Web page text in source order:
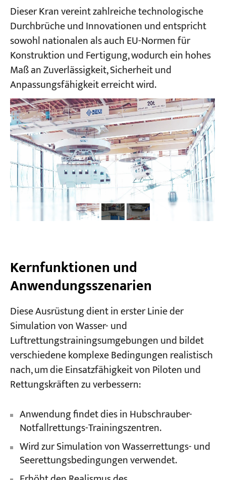
Projekte
Blogs
Nachrichten
Bewerbungen
Über uns
Kontakt
Dieser Kran vereint zahlreiche technologische
Durchbrüche und Innovationen und entspricht
sowohl nationalen als auch EU-Normen für
Konstruktion und Fertigung, wodurch ein hohes
Maß an Zuverlässigkeit, Sicherheit und
Anpassungsfähigkeit erreicht wird.
Kernfunktionen und
Anwendungsszenarien
Diese Ausrüstung dient in erster Linie der
Simulation von Wasser- und
Luftrettungstrainingsumgebungen und bildet
verschiedene komplexe Bedingungen realistisch
nach, um die Einsatzfähigkeit von Piloten und
Rettungskräften zu verbessern:
Anwendung findet dies in Hubschrauber-
Notfallrettungs-Trainingszentren.
Wird zur Simulation von Wasserrettungs- und
Seerettungsbedingungen verwendet.